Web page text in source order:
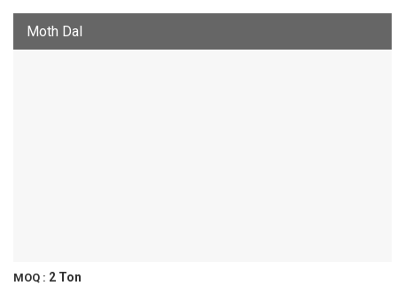
Moth Dal
MOQ : 2 Ton